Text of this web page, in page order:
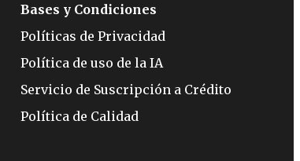
Bases y Condiciones
Políticas de Privacidad
Política de uso de la IA
Servicio de Suscripción a Crédito
Política de Calidad